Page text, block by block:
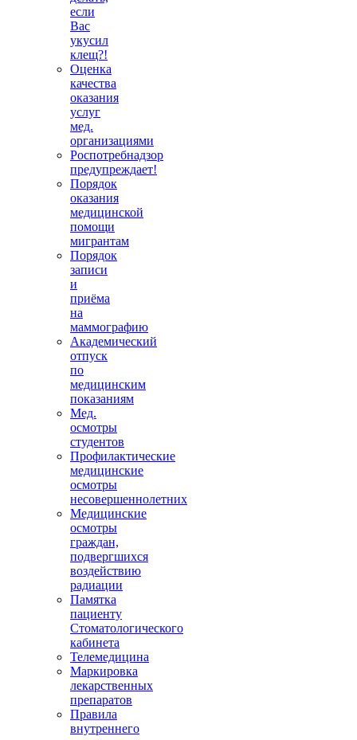
если
Вас
укусил
клещ?!
Оценка
качества
оказания
услуг
мед.
организациями
Роспотребнадзор
предупреждает!
Порядок
оказания
медицинской
помощи
мигрантам
Порядок
записи
и
приёма
на
маммографию
Академический
отпуск
по
медицинским
показаниям
Мед.
осмотры
студентов
Профилактические
медицинские
осмотры
несовершеннолетних
Медицинские
осмотры
граждан,
подвергшихся
воздействию
радиации
Памятка
пациенту
Стоматологического
кабинета
Телемедицина
Маркировка
лекарственных
препаратов
Правила
внутреннего